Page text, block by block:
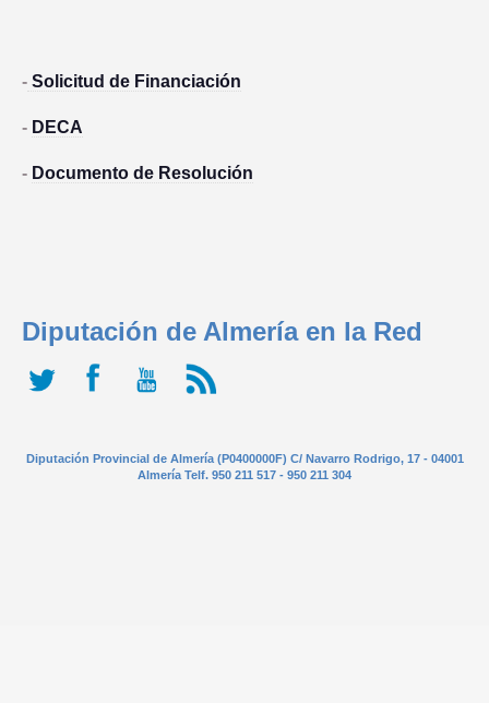
- Solicitud de Financiación
- DECA
- Documento de Resolución
Diputación de Almería en la Red
Diputación Provincial de Almería (P0400000F) C/ Navarro Rodrigo, 17 - 04001
Almería Telf. 950 211 517 - 950 211 304